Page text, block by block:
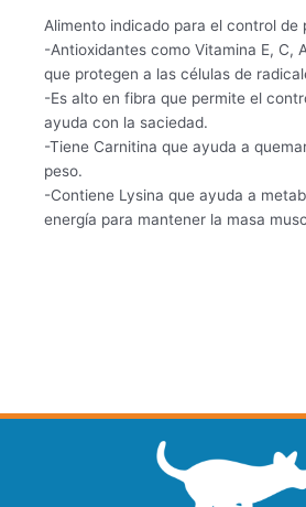
Alimento indicado para el control de
-Antioxidantes como Vitamina E, C,
que protegen a las células de
-Es alto en fibra que permite el
ayuda con la saciedad.
-Tiene Carnitina que ayuda a
peso.
-Contiene Lysina que ayuda a
energía para mantener la masa